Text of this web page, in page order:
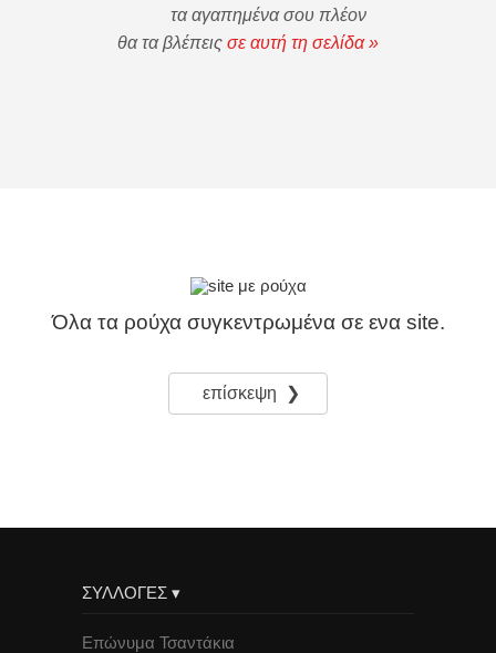
τα αγαπημένα σου πλέον
θα τα βλέπεις σε αυτή τη σελίδα »
Όλα τα ρούχα συγκεντρωμένα σε ενα site.
επίσκεψη ❯
ΣΥΛΛΟΓΕΣ ▾
Επώνυμα Τσαντάκια